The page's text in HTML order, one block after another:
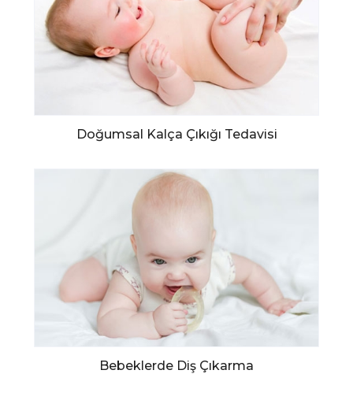
Doğumsal Kalça Çıkığı Tedavisi
Bebeklerde Diş Çıkarma